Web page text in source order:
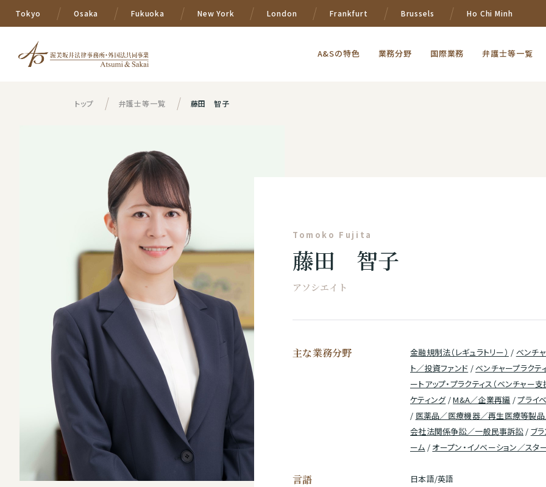
Tokyo Osaka Fukuoka New York London Frankfurt Brussels Ho Chi Minh
A&Sの特色 業務分野 国際業務 弁護士等一覧
トップ 弁護士等一覧 藤田 智子
Tomoko Fujita
藤田 智子
アソシエイト
主な業務分野 金融規制法（レギュラトリー） / ベンチ
ト／投資ファンド / ベンチャープラクテ
ートアップ・プラクティス（ベンチャー支
ケティング/M&A／企業再編 /プライ
/ 医薬品／医療機器／再生医療等製
会社法関係争訟／一般民事訴訟/ ブ
ーム / オープン・イノベーション／スタ
言語 日本語/英語